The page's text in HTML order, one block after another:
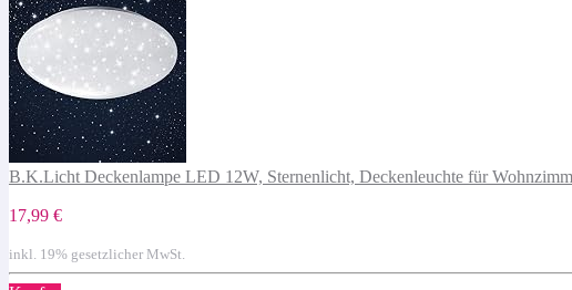
B.K.Licht Deckenlampe LED 12W, Sternenlicht, Deckenleuchte für
17,99 €
inkl. 19% gesetzlicher MwSt.